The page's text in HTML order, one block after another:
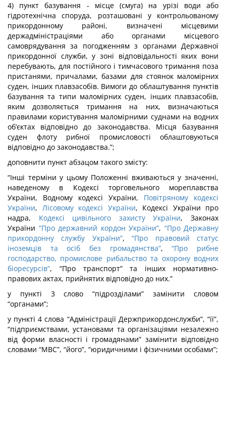
4) пункт базування - місце (смуга) на урізі води або
гідротехнічна споруда, розташовані у контрольованому
прикордонному районі, визначені місцевими
держадміністраціями або органами місцевого
самоврядування за погодженням з органами Державної
прикордонної служби, у зоні відповідальності яких вони
перебувають, для постійного і тимчасового тримання поза
пристанями, причалами, базами для стоянок маломірних
суден, інших плавзасобів. Вимоги до облаштування пунктів
базування та типи маломірних суден, інших плавзасобів,
яким дозволяється тримання на них, визначаються
правилами користування маломірними суднами на водних
об’єктах відповідно до законодавства. Місця базування
суден флоту рибної промисловості облаштовуються
відповідно до законодавства.”;
доповнити пункт абзацом такого змісту:
“Інші терміни у цьому Положенні вживаються у значенні,
наведеному в Кодексі торговельного мореплавства
України, Водному кодексі України, Повітряному кодексі
України, Лісовому кодексі України, Кодексі України про
надра, Кодексі цивільного захисту України, Законах
України “Про державний кордон України”, “Про Державну
прикордонну службу України”,“Про правовий статус
іноземців та осіб без громадянства”,“Про рибне
господарство, промислове рибальство та охорону водних
біоресурсів”, “Про транспорт” та інших нормативно-
правових актах, прийнятих відповідно до них.”
у пункті 3 слово “підрозділами” замінити словом
“органами”;
у пункті 4 слова “Адміністрації Держприкордонслужби”, “її”,
“підприємствами, установами та організаціями незалежно
від форми власності і громадянами” замінити відповідно
словами “МВС”, “його”, “юридичними і фізичними особами”;